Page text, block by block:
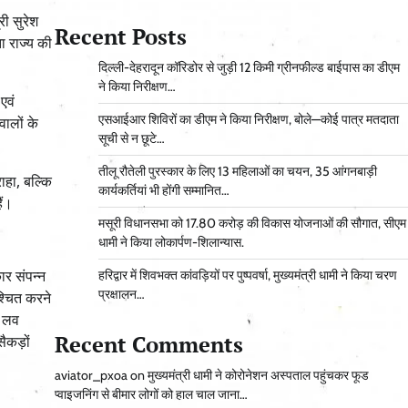
सुरेश
राज्य की
के
बल्कि
संपन्न
करने
लव
Recent Posts
दिल्ली-देहरादून कॉरिडोर से जुड़ी 12 किमी ग्रीनफील्ड बाईपास का डीएम
ने किया निरीक्षण…
एसआईआर शिविरों का डीएम ने किया निरीक्षण, बोले—कोई पात्र मतदाता
सूची से न छूटे…
तीलू रौतेली पुरस्कार के लिए 13 महिलाओं का चयन, 35 आंगनबाड़ी
कार्यकर्तियां भी होंगी सम्मानित…
मसूरी विधानसभा को 17.80 करोड़ की विकास योजनाओं की सौगात, सीएम
धामी ने किया लोकार्पण-शिलान्यास.
हरिद्वार में शिवभक्त कांवड़ियों पर पुष्पवर्षा, मुख्यमंत्री धामी ने किया चरण
प्रक्षालन…
Recent Comments
aviator_pxoaonमुख्यमंत्री धामी ने कोरोनेशन अस्पताल पहुंचकर फूड
प्वाइजनिंग से बीमार लोगों को हाल चाल जाना…